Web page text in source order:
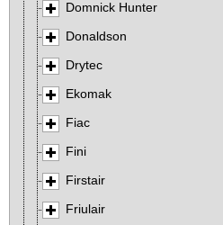
Domnick Hunter
Donaldson
Drytec
Ekomak
Fiac
Fini
Firstair
Friulair